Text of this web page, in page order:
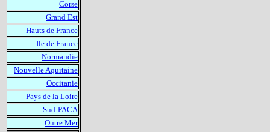
Corse
Grand Est
Hauts de France
Ile de France
Normandie
Nouvelle Aquitaine
Occitanie
Pays de la Loire
Sud-PACA
Outre Mer